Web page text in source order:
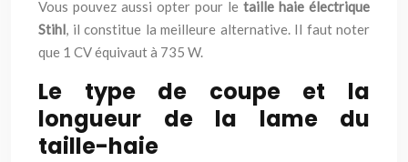
Vous pouvez aussi opter pour le taille haie électrique
Stihl, il constitue la meilleure alternative. Il faut noter
que 1 CV équivaut à 735 W.
Le type de coupe et la
longueur de la lame du
taille-haie